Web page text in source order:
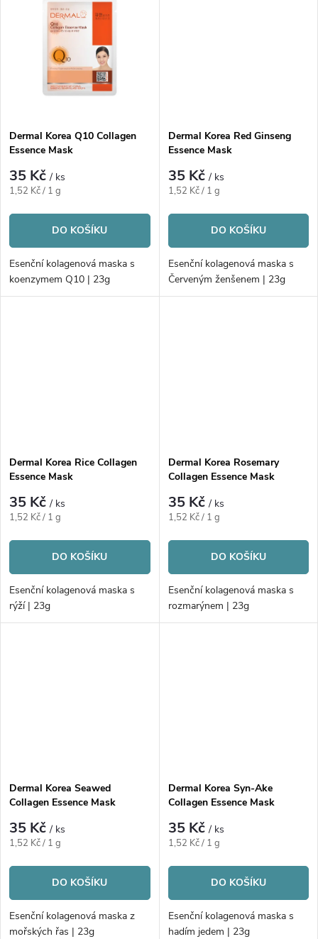
Dermal Korea Q10 Collagen
Essence Mask
35 Kč/ ks
Měrná
1,52 Kč / 1 g
DO KOŠÍKU
Esenční kolagenová maska s
koenzymem Q10 | 23g
Dermal Korea Red Ginseng
Essence Mask
35 Kč/ ks
Měrná
1,52 Kč / 1 g
DO KOŠÍKU
Esenční kolagenová maska s
Červeným ženšenem | 23g
Dermal Korea Rice Collagen
Essence Mask
35 Kč/ ks
Měrná
1,52 Kč / 1 g
DO KOŠÍKU
Esenční kolagenová maska s
rýží | 23g
Dermal Korea Rosemary
Collagen Essence Mask
35 Kč/ ks
Měrná
1,52 Kč / 1 g
DO KOŠÍKU
Esenční kolagenová maska s
rozmarýnem | 23g
Dermal Korea Seawed
Collagen Essence Mask
35 Kč/ ks
Měrná
1,52 Kč / 1 g
DO KOŠÍKU
Esenční kolagenová maska z
mořských řas | 23g
Dermal Korea Syn-Ake
Collagen Essence Mask
35 Kč/ ks
Měrná
1,52 Kč / 1 g
DO KOŠÍKU
Esenční kolagenová maska s
hadím jedem | 23g